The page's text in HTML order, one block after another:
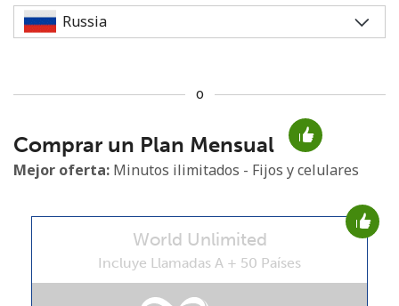
No se ha creado una contraseña
Mínimo 8 caracteres
Una letra mayúscula y una minúscula
Un número
o
Comprar un Plan Mensual
Mejor oferta: Minutos ilimitados - Fijos y celulares
World Unlimited
Incluye Llamadas A + 50 Países